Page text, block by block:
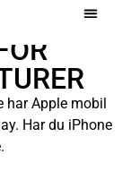
har Apple mobil
Har du iPhone